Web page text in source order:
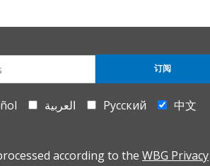
العربية Русский
中文
according to the WBG Privacy
订阅